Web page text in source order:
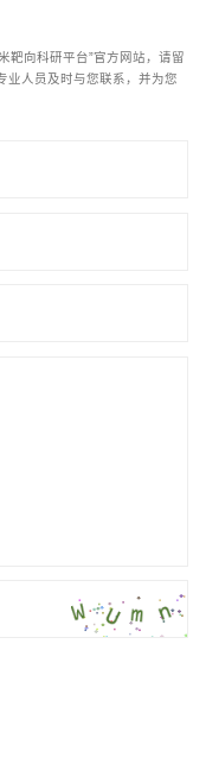
靶向科研平台”官方网站，请留
业人员及时与您联系，并为您